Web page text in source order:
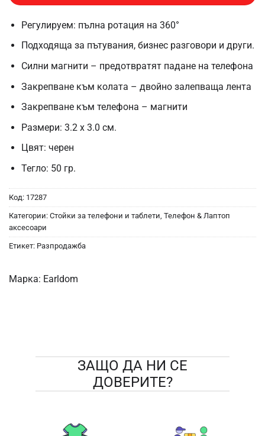
Регулируем: пълна ротация на 360°
Подходяща за пътувания, бизнес разговори и други.
Силни магнити – предотвратят падане на телефона
Закрепване към колата – двойно залепваща лента
Закрепване към телефона – магнити
Размери: 3.2 х 3.0 см.
Цвят: черен
Тегло: 50 гр.
Код: 17287
Категории: Стойки за телефони и таблети Телефон & Лаптоп
аксесоари
Етикет: Разпродажба
Марка: Earldom
ЗАЩО ДА НИ СЕ
ДОВЕРИТЕ?